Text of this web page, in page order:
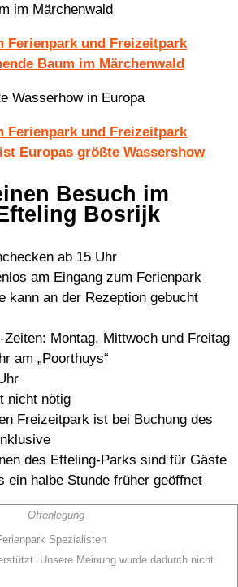
im Märchenwald
Wasserhow in Europa
Besuch im
Bosrijk
ab 15 Uhr
am Eingang zum Ferienpark
kann an der Rezeption gebucht
Zeiten: Montag, Mittwoch und Freitag
am „Poorthuys“
nicht nötig
Freizeitpark ist bei Buchung des
des Efteling-Parks sind für Gäste
ein halbe Stunde früher geöffnet
Offenlegung
Spezialisten
Unsere Meinung wurde dadurch nicht